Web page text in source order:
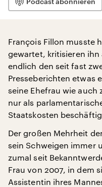
François Fillon musste
gewartet, kritisieren ihn
endlich den seit fast
Presseberichten etwas
seine Ehefrau wie auch
nur als
Staatskosten
Der großen Mehrheit
sein Schweigen immer
zumal seit
Frau von 2007, in dem
Assistentin ihres